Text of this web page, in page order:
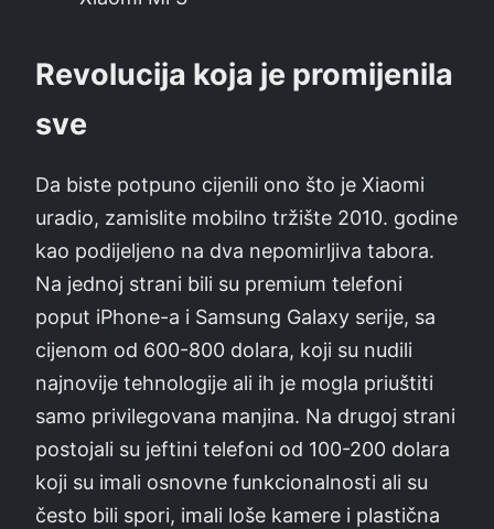
Revolucija koja je promijenila
sve
Da biste potpuno cijenili ono što je Xiaomi
uradio, zamislite mobilno tržište 2010. godine
kao podijeljeno na dva nepomirljiva tabora.
Na jednoj strani bili su premium telefoni
poput iPhone-a i Samsung Galaxy serije, sa
cijenom od 600-800 dolara, koji su nudili
najnovije tehnologije ali ih je mogla priuštiti
samo privilegovana manjina. Na drugoj strani
postojali su jeftini telefoni od 100-200 dolara
koji su imali osnovne funkcionalnosti ali su
često bili spori, imali loše kamere i plastična